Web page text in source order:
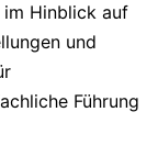
Hinblick auf
und
Führung